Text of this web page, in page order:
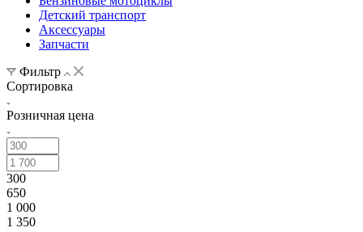
Детский транспорт
Аксессуары
Запчасти
Фильтр
Сортировка
Розничная цена
300
650
1 000
1 350